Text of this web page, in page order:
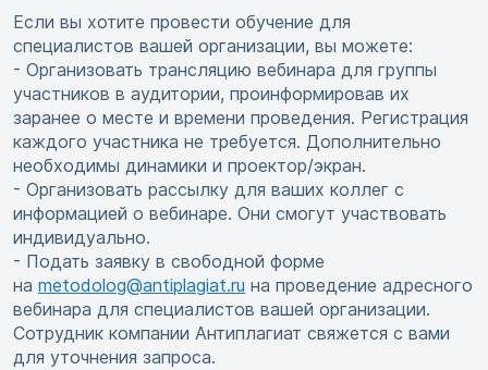
Если вы хотите провести обучение для
специалистов вашей организации, вы можете:
- Организовать трансляцию вебинара для группы
участников в аудитории, проинформировав их
заранее о месте и времени проведения. Регистрация
каждого участника не требуется. Дополнительно
необходимы динамики и проектор/экран.
- Организовать рассылку для ваших коллег с
информацией о вебинаре. Они смогут участвовать
индивидуально.
- Подать заявку в свободной форме
на metodolog@antiplagiat.ru на проведение адресного
вебинара для специалистов вашей организации.
Сотрудник компании Антиплагиат свяжется с вами
для уточнения запроса.